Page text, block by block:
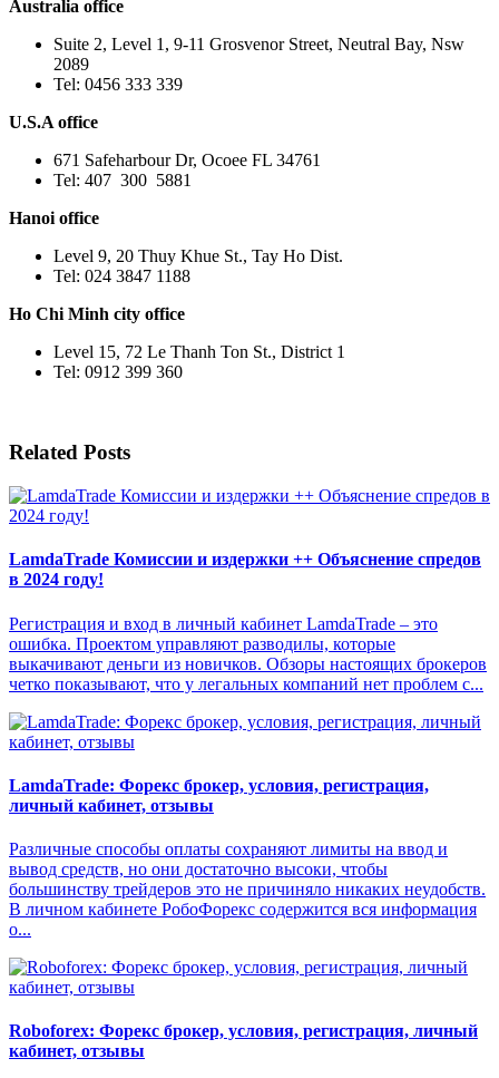
Australia office
Suite 2, Level 1, 9-11 Grosvenor Street, Neutral Bay, Nsw
2089
Tel: 0456 333 339
U.S.A office
671 Safeharbour Dr, Ocoee FL 34761
Tel: 407 300 5881
Hanoi office
Level 9, 20 Thuy Khue St., Tay Ho Dist.
Tel: 024 3847 1188
Ho Chi Minh city office
Level 15, 72 Le Thanh Ton St., District 1
Tel: 0912 399 360
Related Posts
LamdaTrade Комиссии и издержки ++ Объяснение спредов
в 2024 году!
Регистрация и вход в личный кабинет LamdaTrade – это
ошибка. Проектом управляют разводилы, которые
выкачивают деньги из новичков. Обзоры настоящих брокеров
четко показывают, что у легальных компаний нет проблем с...
LamdaTrade: Форекс брокер, условия, регистрация,
личный кабинет, отзывы
Различные способы оплаты сохраняют лимиты на ввод и
вывод средств, но они достаточно высоки, чтобы
большинству трейдеров это не причиняло никаких неудобств.
В личном кабинете РобоФорекс содержится вся информация
о...
Roboforex: Форекс брокер, условия, регистрация, личный
кабинет, отзывы